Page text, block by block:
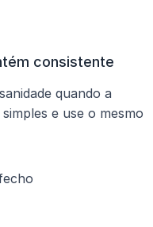
consistente
quando a
e use o mesmo